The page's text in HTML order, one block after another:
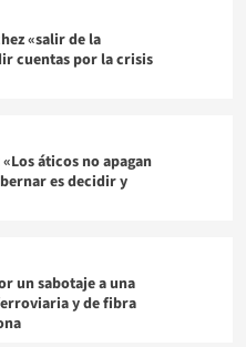
«salir de la
cuentas por la crisis
áticos no apagan
es decidir y
un sabotaje a una
y de fibra